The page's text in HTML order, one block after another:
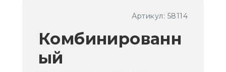
Артикул: 58114
Комбинированн
ый